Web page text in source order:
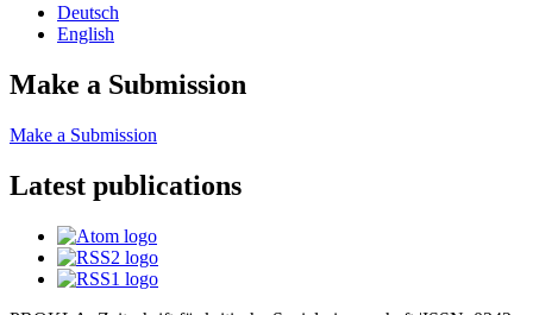
Deutsch
English
Make a Submission
Make a Submission
Latest publications